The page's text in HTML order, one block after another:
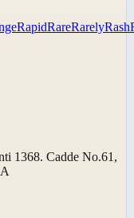
RapidRareRarelyRash
1368. Cadde No.61,